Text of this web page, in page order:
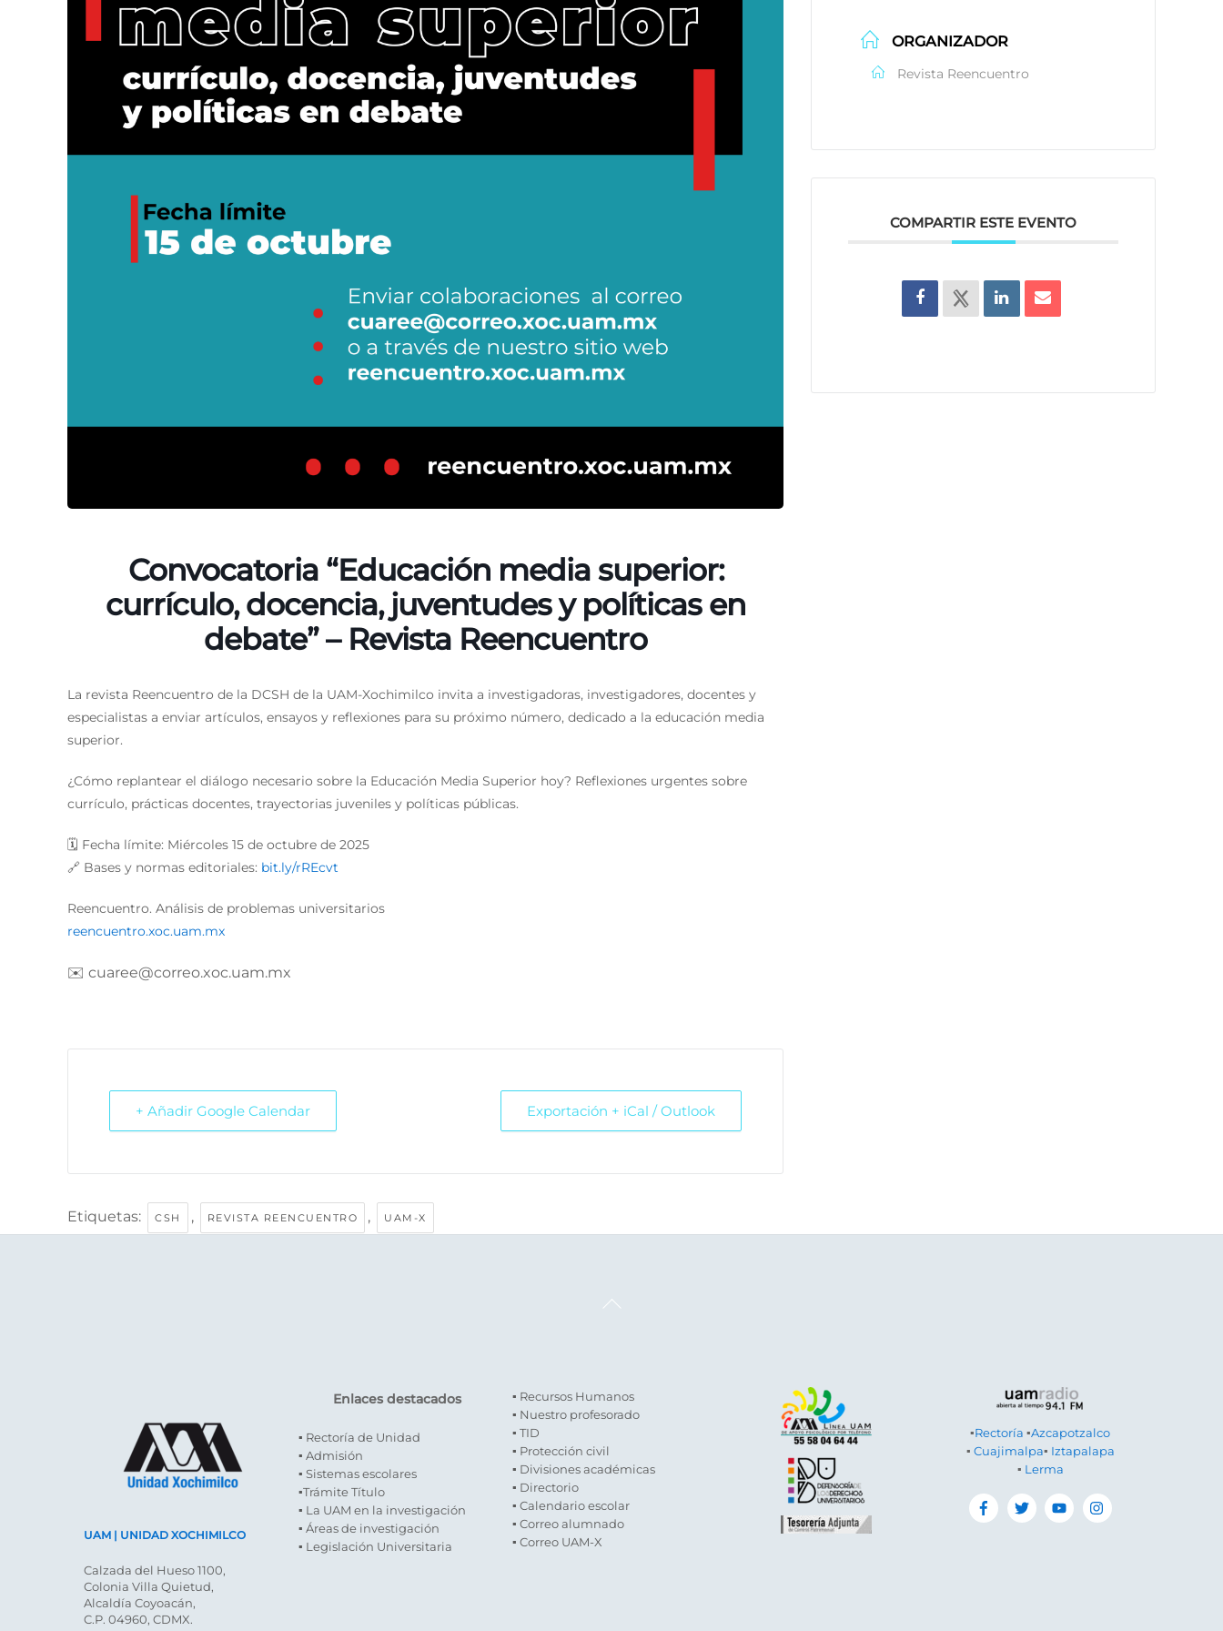
Convocatoria “Educación media superior:
currículo, docencia, juventudes y políticas en
debate” – Revista Reencuentro
La revista Reencuentro de la DCSH de la UAM-Xochimilco invita a investigadoras, investigadores, docentes y
especialistas a enviar artículos, ensayos y reflexiones para su próximo número, dedicado a la educación media
superior.
¿Cómo replantear el diálogo necesario sobre la Educación Media Superior hoy? Reflexiones urgentes sobre
currículo, prácticas docentes, trayectorias juveniles y políticas públicas.
🗓️ Fecha límite: Miércoles 15 de octubre de 2025
🔗 Bases y normas editoriales: bit.ly/rREcvt
Reencuentro. Análisis de problemas universitarios
reencuentro.xoc.uam.mx
✉️ cuaree@correo.xoc.uam.mx
+ Añadir Google Calendar Exportación + iCal / Outlook
Etiquetas: CSH , REVISTA REENCUENTRO , UAM-X
ORGANIZADOR
Revista Reencuentro
COMPARTIR ESTE EVENTO
Back
UAM | UNIDAD XOCHIMILCO
Calzada del Hueso 1100,
Colonia Villa Quietud,
Alcaldía Coyoacán,
C.P. 04960, CDMX.
Enlaces destacados
▪ Rectoría de Unidad
▪ Admisión
▪ Sistemas escolares
▪Trámite Título
▪ La UAM en la investigación
▪ Áreas de investigación
▪ Legislación Universitaria
▪ Recursos Humanos
▪ Nuestro profesorado
▪ TID
▪ Protección civil
▪ Divisiones académicas
▪ Directorio
▪ Calendario escolar
▪ Correo alumnado
▪ Correo UAM-X
▪Rectoría ▪Azcapotzalco
▪ Cuajimalpa▪ Iztapalapa
▪ Lerma